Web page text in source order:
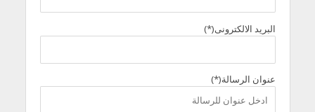
البريد الالكترونى(*)
عنوان الرسالة(*)